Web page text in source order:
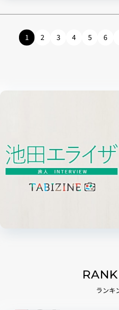
1 2 3 4 5 6
ランキ